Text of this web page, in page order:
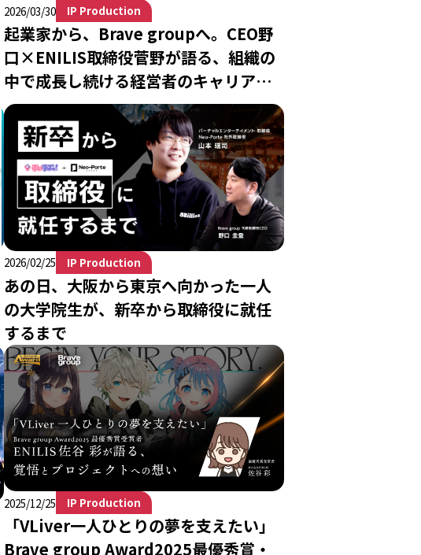
2026/03/30 IP Production
起業家から、Brave groupへ。CEO野
口×ENILIS取締役菅野が語る、組織の
中で成長し続ける経営者のキャリアと
は
2026/02/25 IP Production
あの日、大阪から東京へ向かった一人
の大学院生が、新卒から取締役に就任
するまで
2025/12/25 IP Production
「VLiver一人ひとりの夢を支えたい」
Brave group Award2025最優秀賞・